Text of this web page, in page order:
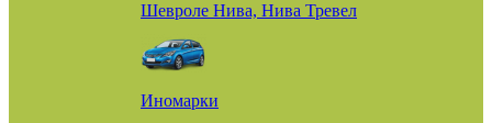
Шевроле Нива, Нива Тревел
Иномарки